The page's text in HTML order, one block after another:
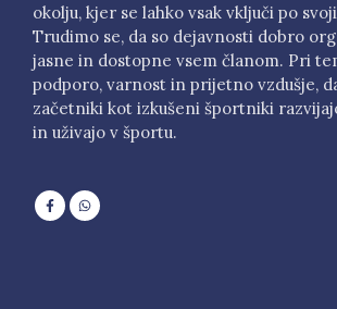
okolju, kjer se lahko vsak vključi po
Trudimo se, da so dejavnosti dobro
jasne in dostopne vsem članom. Pri
podporo, varnost in prijetno vzdušje,
začetniki kot izkušeni športniki
in uživajo v športu.